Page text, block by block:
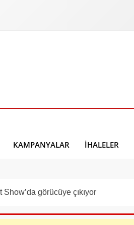
KAMPANYALAR İHALELER
görücüye çıkıyor